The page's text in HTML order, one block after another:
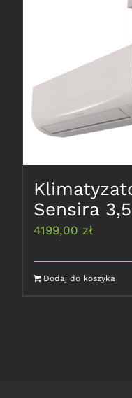
Sensira
4199,00 zł
Dodaj do koszyka